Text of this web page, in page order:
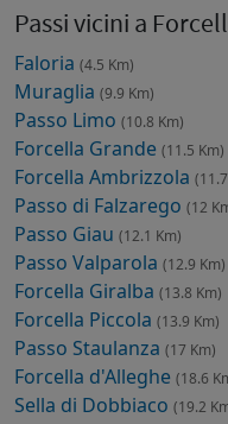
Passi vicini a
Faloria (4.5 Km)
Muraglia (9.9 Km)
Passo Limo (10.8 Km)
Forcella Grande (11.5 Km)
Forcella Ambrizzola
Passo di Falzarego (12
Passo Giau (12.1 Km)
Passo Valparola (12.9 Km)
Forcella Giralba (13.8 Km)
Forcella Piccola (13.9 Km)
Passo Staulanza (17 Km)
Forcella d'Alleghe (18.6
Sella di Dobbiaco (19.2